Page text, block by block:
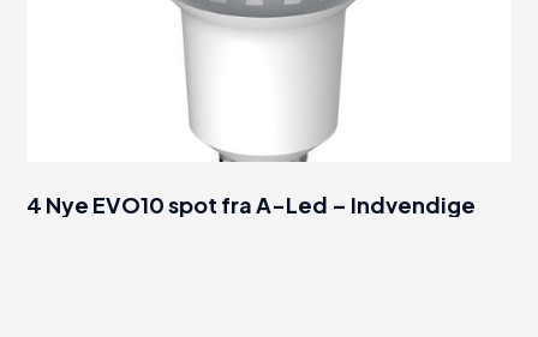
4 Nye EVO10 spot fra A-Led – Indvendige